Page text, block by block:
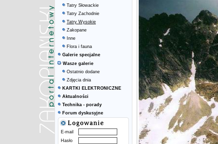
Tatry Słowackie
Tatry Zachodnie
Tatry Wysokie
Zakopane
Inne
Flora i fauna
Galerie specjalne
Wasze galerie
Ostatnio dodane
Zdjęcia dnia
KARTKI ELEKTRONICZNE
Aktualności
Technika - porady
Forum dyskusyjne
E-mail
Hasło